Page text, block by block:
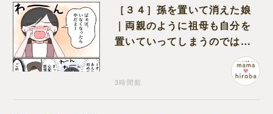
［３４］孫を置いて消えた娘
｜両親のように祖母も自分を
置いていってしまうのでは？
と怯えて泣く孫に心が痛む
3時間前